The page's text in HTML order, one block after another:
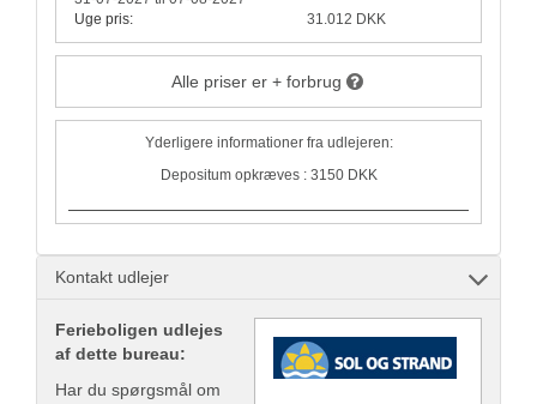
Uge pris:
31.012 DKK
Alle priser er + forbrug
Yderligere informationer fra udlejeren:
Depositum opkræves : 3150 DKK
Kontakt udlejer
Ferieboligen udlejes
af dette bureau:
Har du spørgsmål om